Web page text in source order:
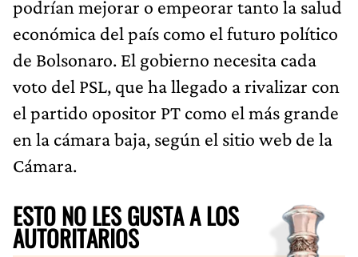
podrían mejorar o empeorar tanto la salud
económica del país como el futuro político
de Bolsonaro. El gobierno necesita cada
voto del PSL, que ha llegado a rivalizar con
el partido opositor PT como el más grande
en la cámara baja, según el sitio web de la
Cámara.
ESTO NO LES GUSTA A LOS
AUTORITARIOS